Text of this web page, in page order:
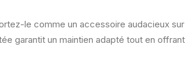
le comme un accessoire audacieux sur
garantit un maintien adapté tout en offrant